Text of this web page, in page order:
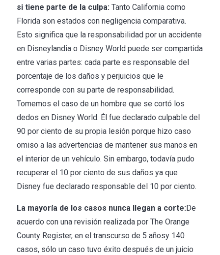
si tiene parte de la culpa:Tanto California como
Florida son estados con negligencia comparativa.
Esto significa que la responsabilidad por un accidente
en Disneylandia o Disney World puede ser compartida
entre varias partes: cada parte es responsable del
porcentaje de los daños y perjuicios que le
corresponde con su parte de responsabilidad.
Tomemos el caso de un hombre que se cortó los
dedos en Disney World. Él fue declarado culpable del
90 por ciento de su propia lesión porque hizo caso
omiso a las advertencias de mantener sus manos en
el interior de un vehículo. Sin embargo, todavía pudo
recuperar el 10 por ciento de sus daños ya que
Disney fue declarado responsable del 10 por ciento.
La mayoría de los casos nunca llegan a corte: De
acuerdo con una revisión realizada por The Orange
County Register, en el transcurso de 5 añosy 140
casos, sólo un caso tuvo éxito después de un juicio